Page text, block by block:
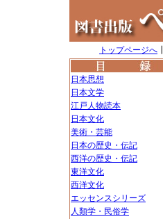
トップページへ
日本思想
日本文学
江戸人物読本
日本文化
美術・芸能
日本の歴史・伝記
西洋の歴史・伝記
東洋文化
西洋文化
エッセンスシリーズ
人類学・民俗学